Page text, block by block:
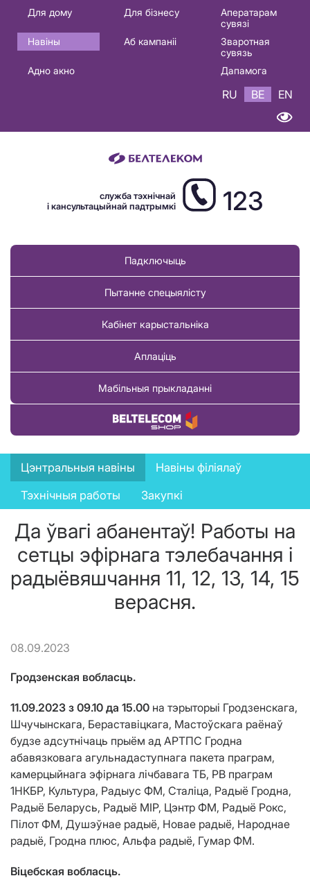
Основная
навигация
BE
Для дому Для бізнесу
Аператарам
сувязі
Навіны
Аб кампаніі
Зваротная
сувязь
Адно акно
Дапамога
RU BE EN
служба тэхнічнай
і кансультацыйнай падтрымкі
123
Падключыць
Пытанне спецыялісту
Кабінет карыстальніка
Аплаціць
Мабільныя прыкладанні
Купіць тавар
News
menu
Цэнтральныя навіны
Навіны філіялаў
Тэхнічныя работы
Закупкі
Да ўвагі абанентаў! Работы на
сетцы эфірнага тэлебачання і
радыёвяшчання 11, 12, 13, 14, 15
верасня.
08.09.2023
Гродзенская вобласць.
11.09.2023 з 09.10 да 15.00 на тэрыторыi Гродзенскага,
Шчучынскага, Бераставіцкага, Мастоўскага раёнаў
будзе адсутнічаць прыём ад АРТПС Гродна
абавязковага агульнадаступнага пакета праграм,
камерцыйнага эфірнага лічбавага ТБ, РВ праграм
1НКБР, Культура, Радыус ФМ, Сталіца, Радыё Гродна,
Радыё Беларусь, Радыё МІР, Цэнтр ФМ, Радыё Рокс,
Пілот ФМ, Душэўнае радыё, Новае радыё, Народнае
радыё, Гродна плюс, Альфа радыё, Гумар ФМ.
Віцебская вобласць.